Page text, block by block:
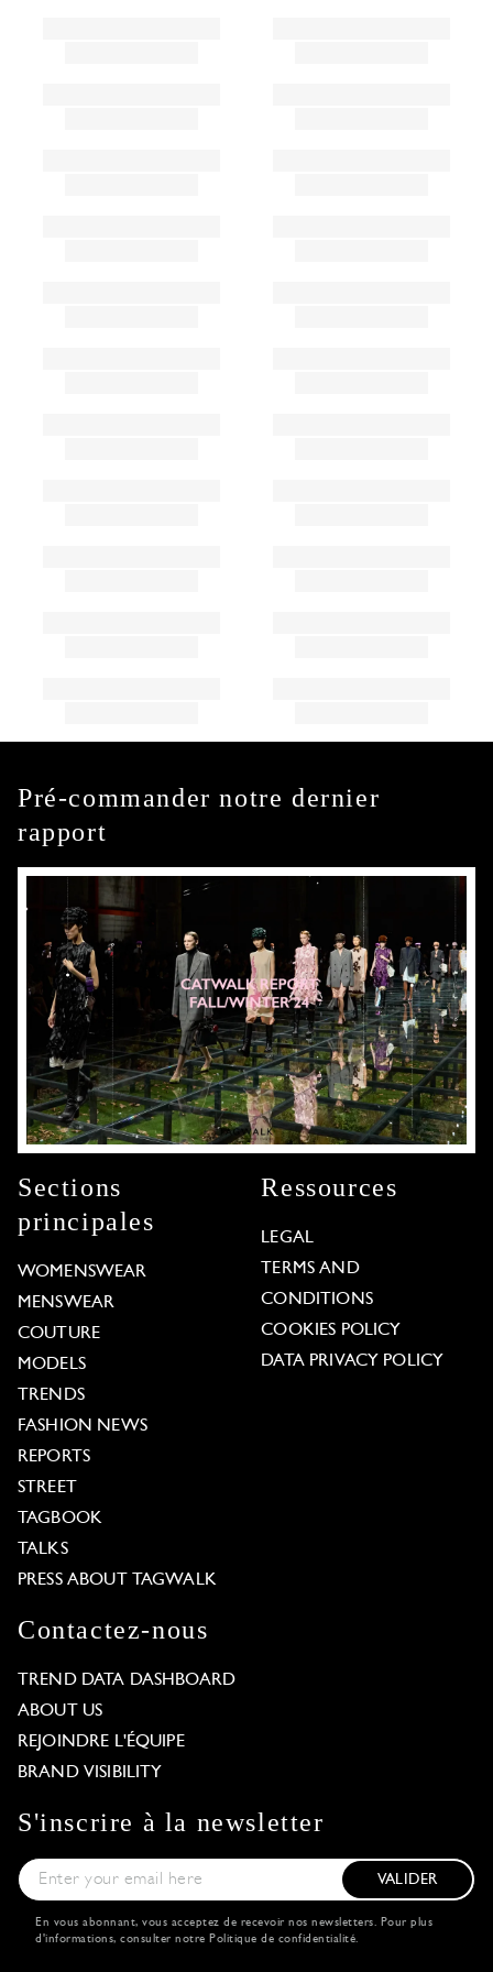
Pré-commander notre dernier
rapport
Sections
principales
WOMENSWEAR
MENSWEAR
COUTURE
MODELS
TRENDS
FASHION NEWS
REPORTS
STREET
TAGBOOK
TALKS
PRESS ABOUT TAGWALK
Ressources
LEGAL
TERMS AND
CONDITIONS
COOKIES POLICY
DATA PRIVACY POLICY
Contactez-nous
TREND DATA DASHBOARD
ABOUT US
REJOINDRE L'ÉQUIPE
BRAND VISIBILITY
S'inscrire à la newsletter
VALIDER
En vous abonnant, vous acceptez de recevoir nos newsletters. Pour plus
d'informations, consulter notre Politique de confidentialité.